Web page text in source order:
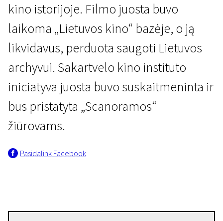
kino istorijoje. Filmo juosta buvo
laikoma „Lietuvos kino“ bazėje, o ją
likvidavus, perduota saugoti Lietuvos
archyvui. Sakartvelo kino instituto
iniciatyva juosta buvo suskaitmeninta ir
bus pristatyta „Scanoramos“
žiūrovams.
Pasidalink Facebook